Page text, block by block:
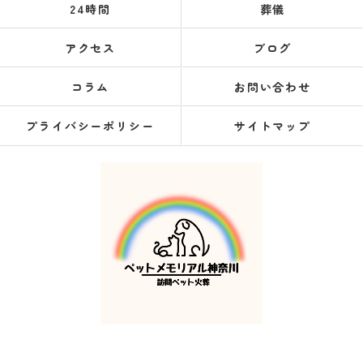
24時間 葬儀
アクセス ブログ
コラム お問い合わせ
プライバシーポリシー サイトマップ